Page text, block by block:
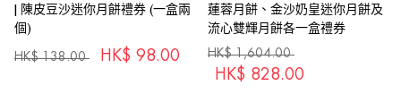
| 陳皮豆沙迷你月餅禮券 (一盒兩
個)
HK$ 138.00 HK$ 98.00
蓮蓉月餅、金沙奶皇迷你月餅及
流心雙輝月餅各一盒禮券
HK$ 1,604.00
HK$ 828.00